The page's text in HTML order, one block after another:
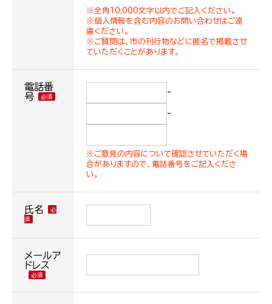
※全角10,000文字以内でご記入ください。
※個人情報を含む内容のお問い合わせはご遠
慮ください。
※ご質問は、市の刊行物などに匿名で掲載させ
ていただくことがあります。
電話番
号
-
-
※ご意見の内容について確認させていただく場
合がありますので、電話番号をご記入くださ
い。
氏名
メールア
ドレス